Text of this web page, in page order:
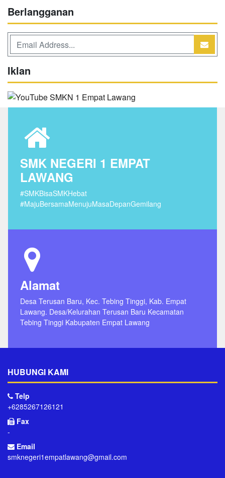
Berlangganan
Iklan
SMK NEGERI 1 EMPAT
LAWANG
#SMKBisaSMKHebat
#MajuBersamaMenujuMasaDepanGemilang
Alamat
Desa Terusan Baru, Kec. Tebing Tinggi, Kab. Empat
Lawang. Desa/Kelurahan Terusan Baru Kecamatan
Tebing Tinggi Kabupaten Empat Lawang
HUBUNGI KAMI
Telp
+6285267126121
Fax
-
Email
smknegeri1empatlawang@gmail.com